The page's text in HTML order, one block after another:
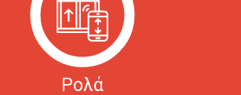
Ρολά